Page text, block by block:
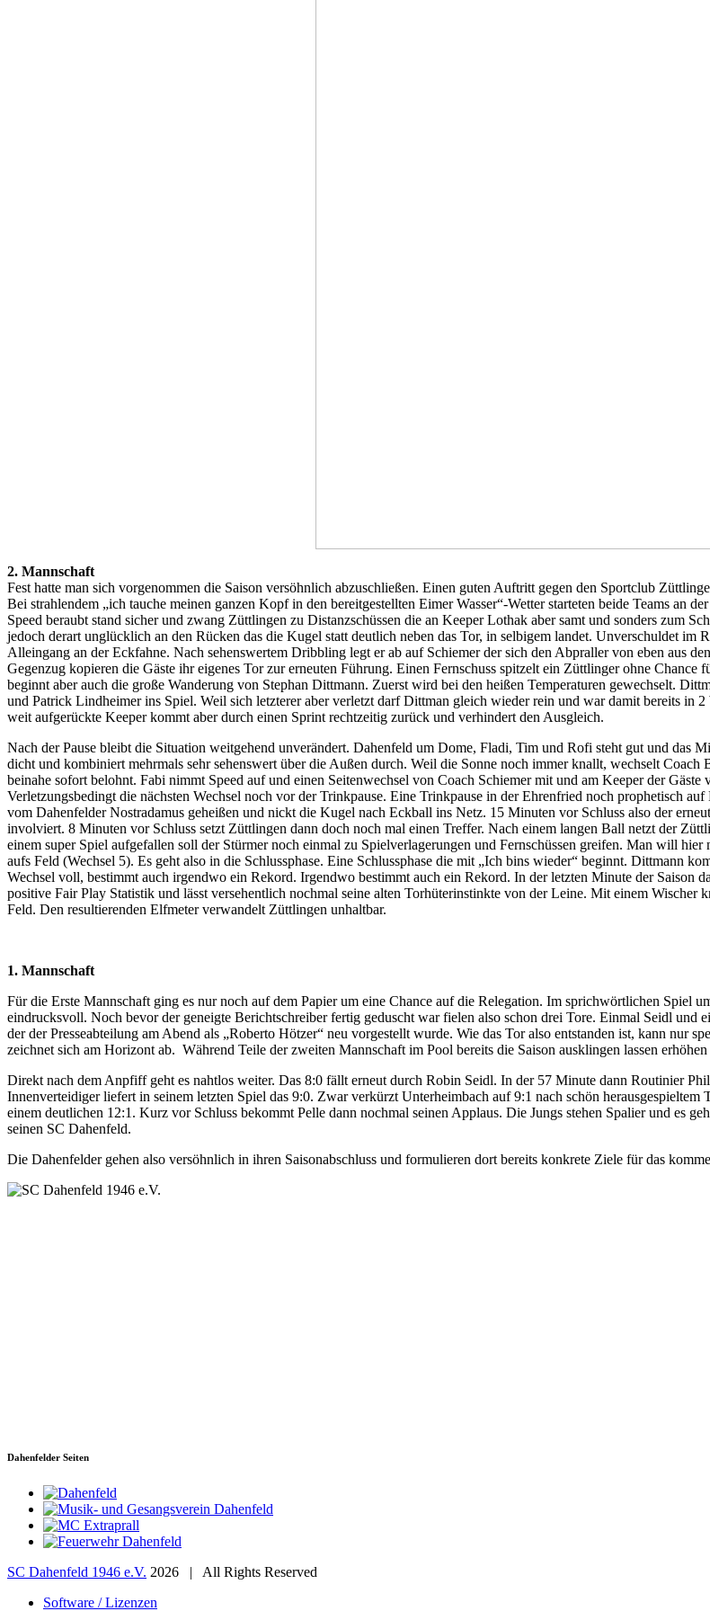
2. Mannschaft
Fest hatte man sich vorgenommen die Saison versöhnlich abzuschließen. Einen guten Auftritt gegen den Sportclub
Bei strahlendem „ich tauche meinen ganzen Kopf in den bereitgestellten Eimer Wasser“-Wetter starteten beide Teams an
Speed beraubt stand sicher und zwang Züttlingen zu Distanzschüssen die an Keeper Lothak aber samt und sonders zum
jedoch derart unglücklich an den Rücken das die Kugel statt deutlich neben das Tor, in selbigem landet. Unverschuldet
Alleingang an der Eckfahne. Nach sehenswertem Dribbling legt er ab auf Schiemer der sich den Abpraller von eben aus
Gegenzug kopieren die Gäste ihr eigenes Tor zur erneuten Führung. Einen Fernschuss spitzelt ein Züttlinger ohne
beginnt aber auch die große Wanderung von Stephan Dittmann. Zuerst wird bei den heißen Temperaturen gewechselt.
und Patrick Lindheimer ins Spiel. Weil sich letzterer aber verletzt darf Dittman gleich wieder rein und war damit bereits
weit aufgerückte Keeper kommt aber durch einen Sprint rechtzeitig zurück und verhindert den Ausgleich.
Nach der Pause bleibt die Situation weitgehend unverändert. Dahenfeld um Dome, Fladi, Tim und Rofi steht gut und das
dicht und kombiniert mehrmals sehr sehenswert über die Außen durch. Weil die Sonne noch immer knallt, wechselt
beinahe sofort belohnt. Fabi nimmt Speed auf und einen Seitenwechsel von Coach Schiemer mit und am Keeper der
Verletzungsbedingt die nächsten Wechsel noch vor der Trinkpause. Eine Trinkpause in der Ehrenfried noch prophetisch
vom Dahenfelder Nostradamus geheißen und nickt die Kugel nach Eckball ins Netz. 15 Minuten vor Schluss also der
involviert. 8 Minuten vor Schluss setzt Züttlingen dann doch noch mal einen Treffer. Nach einem langen Ball netzt der
einem super Spiel aufgefallen soll der Stürmer noch einmal zu Spielverlagerungen und Fernschüssen greifen. Man will
aufs Feld (Wechsel 5). Es geht also in die Schlussphase. Eine Schlussphase die mit „Ich bins wieder“ beginnt. Dittmann
Wechsel voll, bestimmt auch irgendwo ein Rekord. Irgendwo bestimmt auch ein Rekord. In der letzten Minute der Saison
positive Fair Play Statistik und lässt versehentlich nochmal seine alten Torhüterinstinkte von der Leine. Mit einem
Feld. Den resultierenden Elfmeter verwandelt Züttlingen unhaltbar.
1. Mannschaft
Für die Erste Mannschaft ging es nur noch auf dem Papier um eine Chance auf die Relegation. Im sprichwörtlichen Spiel
eindrucksvoll. Noch bevor der geneigte Berichtschreiber fertig geduscht war fielen also schon drei Tore. Einmal Seidl und
der der Presseabteilung am Abend als „Roberto Hötzer“ neu vorgestellt wurde. Wie das Tor also entstanden ist, kann nur
zeichnet sich am Horizont ab. Während Teile der zweiten Mannschaft im Pool bereits die Saison ausklingen lassen
Direkt nach dem Anpfiff geht es nahtlos weiter. Das 8:0 fällt erneut durch Robin Seidl. In der 57 Minute dann Routinier
Innenverteidiger liefert in seinem letzten Spiel das 9:0. Zwar verkürzt Unterheimbach auf 9:1 nach schön
einem deutlichen 12:1. Kurz vor Schluss bekommt Pelle dann nochmal seinen Applaus. Die Jungs stehen Spalier und es
seinen SC Dahenfeld.
Die Dahenfelder gehen also versöhnlich in ihren Saisonabschluss und formulieren dort bereits konkrete Ziele für das
Dahenfelder Seiten
SC Dahenfeld 1946 e.V. 2026 | All Rights Reserved
Software / Lizenzen